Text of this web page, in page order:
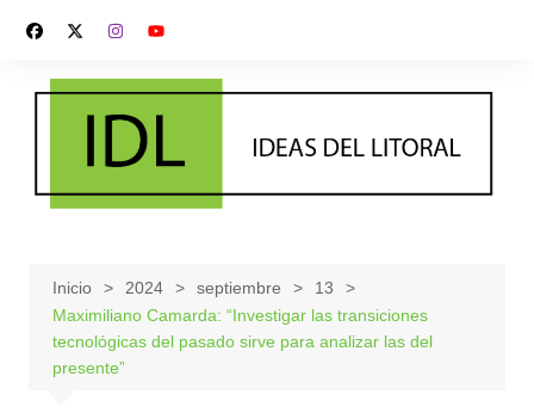
contenido
Inicio 2024 septiembre
13
Maximiliano Camarda: “Investigar las transiciones
tecnológicas del pasado sirve para analizar las del
presente”